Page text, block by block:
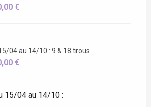
€
04 au 14/10 : 9 & 18 trous
€
15/04 au 14/10 :